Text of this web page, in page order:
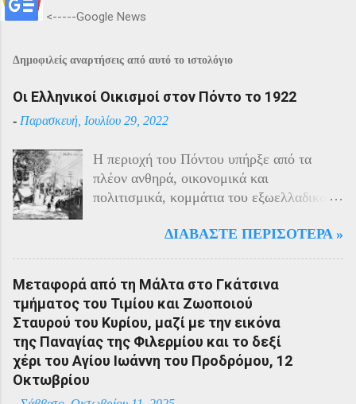
<-----Google News
Δημοφιλείς αναρτήσεις από αυτό το ιστολόγιο
Οι Ελληνικοί Οικισμοί στον Πόντο το 1922
- Παρασκευή, Ιουλίου 29, 2022
Η περιοχή του Πόντου υπήρξε από τα
πλέον ανθηρά, οικονομικά και
πολιτισμικά, κομμάτια του εξωελλαδικού
40% του πληθυσμού της περιοχής και μαζί
του Πόντου είχε και αυτός στη διάρκεια
του πολέμου την ίδια τύχη με τον
υπόλοιπο μικρασιατικό πληθυσμό. Με την
είσοδο της Τουρκίας στον πόλεμο
πραγματοποιήθηκαν εκκενώσεις οικισμών,
ΔΙΑΒΆΣΤΕ ΠΕΡΙΣΌΤΕΡΑ »
Μεταφορά από τη Μάλτα στο Γκάτσινα
τμήματος του Τιμίου και Ζωοποιού
Σταυρού του Κυρίου, μαζί με την εικόνα
της Παναγίας της Φιλερμίου και το δεξί
χέρι του Αγίου Ιωάννη του Προδρόμου, 12
Οκτωβρίου